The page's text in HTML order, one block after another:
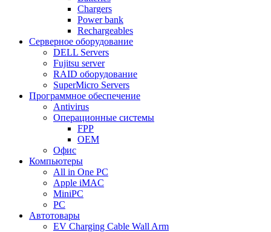
Chargers
Power bank
Rechargeables
Серверное оборудование
DELL Servers
Fujitsu server
RAID оборудование
SuperMicro Servers
Программное обеспечение
Antivirus
Операционные системы
FPP
OEM
Офис
Компьютеры
All in One PC
Apple iMAC
MiniPC
PC
Автотовары
EV Charging Cable Wall Arm